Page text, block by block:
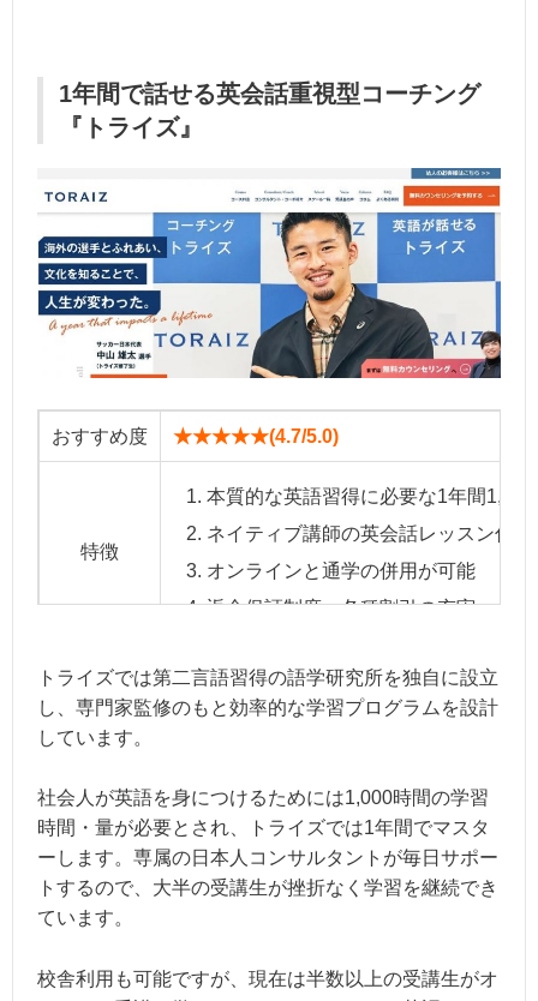
1年間で話せる英会話重視型コーチング
『トライズ』
おすすめ度 ★★★★★(4.7/5.0)
特徴
本質的な英語習得に必要な1年間
ネイティブ講師の英会話レッスン付
オンラインと通学の併用が可能
返金保証制度、各種割引の充実
受講料金
スピーキング本科コース/ビジネス上
12ヶ月986,100円～（3ヶ月、6ヶ月プラ
総合評価
指導の独自性：★★★★☆
講師の質 ：★★★★★
サポート体制：★★★★★＋
費用 ：★★★☆☆
トライズでは第二言語習得の語学研究所を独自に設立
し、専門家監修のもと効率的な学習プログラムを設計
しています。
社会人が英語を身につけるためには1,000時間の学習
時間・量が必要とされ、トライズでは1年間でマスタ
ーします。専属の日本人コンサルタントが毎日サポー
トするので、大半の受講生が挫折なく学習を継続でき
ています。
校舎利用も可能ですが、現在は半数以上の受講生がオ